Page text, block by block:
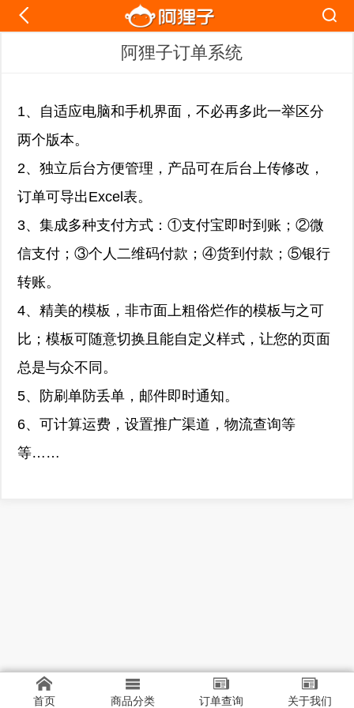
阿狸子订单系统
1、自适应电脑和手机界面，不必再多此一举区分
两个版本。
2、独立后台方便管理，产品可在后台上传修改，
订单可导出Excel表。
3、集成多种支付方式：①支付宝即时到账；②微
信支付；③个人二维码付款； ④货到付款；⑤银行
转账。
4、精美的模板，非市面上粗俗烂作的模板与之可
比； 模板可随意切换且能自定义样式，让您的页面
总是与众不同。
5、防刷单防丢单，邮件即时通知。
6、可计算运费，设置推广渠道，物流查询等
等……
首页 商品分类 订单查询 关于我们